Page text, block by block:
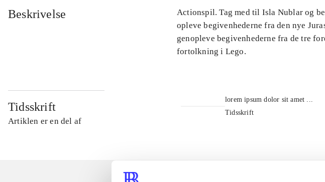
Beskrivelse
Actionspil. Tag med til Isla Nublar og
opleve begivenhederne fra den nye
genopleve begivenhederne fra de tre
fortolkning i Lego.
Tidsskrift
Artiklen er en del af
lorem ipsum dolor sit amet ...
Tidsskrift